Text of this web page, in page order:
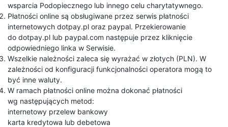
wsparcia Podopiecznego lub innego celu charytatywnego.
Płatności online są obsługiwane przez serwis płatności
internetowych dotpay.pl oraz paypal. Przekierowanie
do dotpay.pl lub paypal.com następuje przez kliknięcie
odpowiedniego linka w Serwisie.
Wszelkie należności zaleca się wyrażać w złotych (PLN). W
zależności od konfiguracji funkcjonalności operatora mogą to
być inne waluty.
W ramach płatności online można dokonać płatności
wg następujących metod:
internetowy przelew bankowy
karta kredytowa lub debetowa